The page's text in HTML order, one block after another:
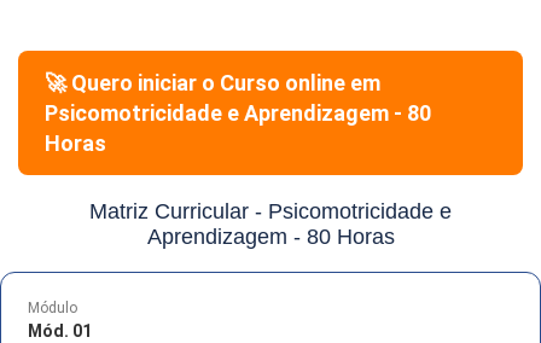
🚀 Quero iniciar o Curso online em
Psicomotricidade e Aprendizagem - 80
Horas
Matriz Curricular - Psicomotricidade e
Aprendizagem - 80 Horas
Módulo
Mód. 01